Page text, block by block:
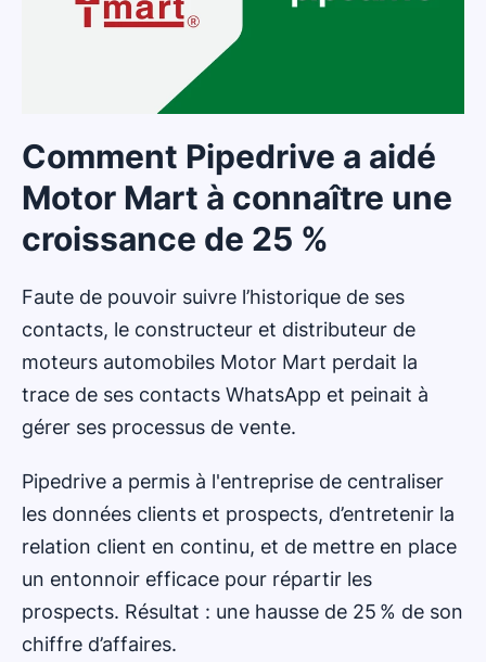
Comment Pipedrive a aidé
Motor Mart à connaître une
croissance de 25 %
Faute de pouvoir suivre l’historique de ses
contacts, le constructeur et distributeur de
moteurs automobiles Motor Mart perdait la
trace de ses contacts WhatsApp et peinait à
gérer ses processus de vente.
Pipedrive a permis à l'entreprise de centraliser
les données clients et prospects, d’entretenir la
relation client en continu, et de mettre en place
un entonnoir efficace pour répartir les
prospects. Résultat : une hausse de 25 % de son
chiffre d’affaires.